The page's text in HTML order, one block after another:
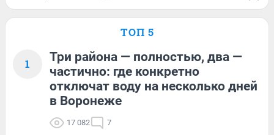
ТОП 5
1
Три района — полностью, два —
частично: где конкретно
отключат воду на несколько дней
в Воронеже
17 082 7